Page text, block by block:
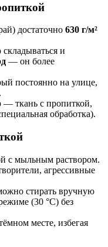
достаточно 630 г/м²
и
— он более
постоянно на улице,
.
— ткань с пропиткой,
обработка).
с мыльным раствором.
агрессивные
стирать вручную
(30 °C) без
месте, избегая